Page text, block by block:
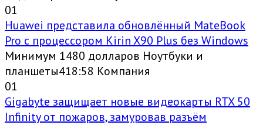
01
Huawei представила обновлённый MateBook
Pro с процессором Kirin X90 Plus без Windows
Минимум 1480 долларов Ноутбуки и
планшеты418:58 Компания
01
Gigabyte защищает новые видеокарты RTX 50
Infinity от пожаров, замуровав разъём